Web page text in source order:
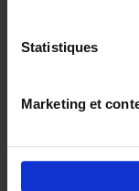
Statistiques
Marketing et